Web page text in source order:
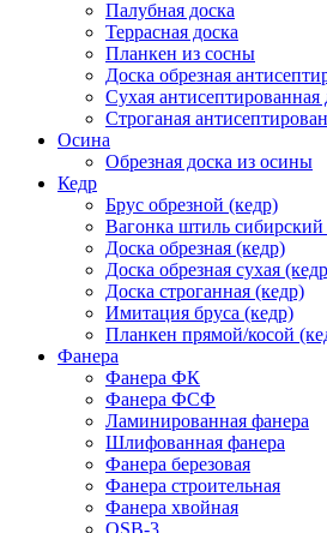
Палубная доска
Террасная доска
Планкен из сосны
Доска обрезная
Сухая антисептированная
Строганая
Осина
Обрезная доска из осины
Кедр
Брус обрезной (кедр)
Вагонка штиль сибирский
Доска обрезная (кедр)
Доска обрезная сухая
Доска строганная (кедр)
Имитация бруса (кедр)
Планкен прямой/косой
Фанера
Фанера ФК
Фанера ФСФ
Ламинированная фанера
Шлифованная фанера
Фанера березовая
Фанера строительная
Фанера хвойная
OSB-3